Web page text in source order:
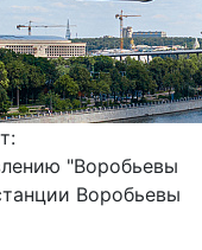
"Воробьевы
Воробьевы